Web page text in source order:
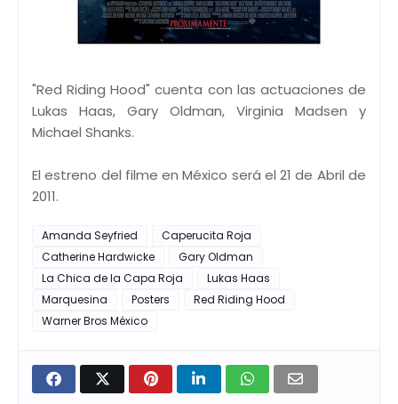
"Red Riding Hood" cuenta con las actuaciones de
Lukas Haas, Gary Oldman, Virginia Madsen y
Michael Shanks.
El estreno del filme en México será el 21 de Abril de
2011.
Amanda Seyfried
Caperucita Roja
Catherine Hardwicke
Gary Oldman
La Chica de la Capa Roja
Lukas Haas
Marquesina
Posters
Red Riding Hood
Warner Bros México